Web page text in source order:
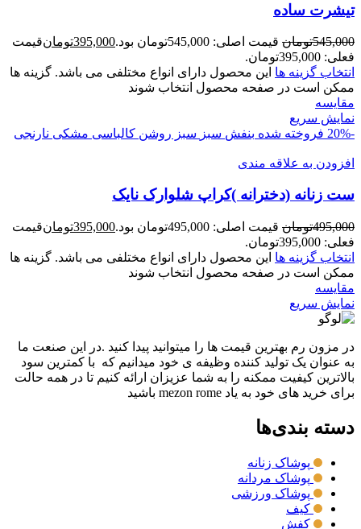
تيشرت ساده
545,000تومان قیمت اصلی: 545,000تومان بود. 395,000تومانقیمت
فعلی: 395,000تومان.
انتخاب گزینه ها این محصول دارای انواع مختلفی می باشد. گزینه ها
ممکن است در صفحه محصول انتخاب شوند
مقايسه
نمایش سریع
-20%
فروخته شده بنفش سبز سبز روشن کالباسی مشکی نارنجی
افزودن به علاقه مندی
ست زنانه (دخترانه )کراپ شلوارک نایک
495,000تومان قیمت اصلی: 495,000تومان بود. 395,000تومانقیمت
فعلی: 395,000تومان.
انتخاب گزینه ها این محصول دارای انواع مختلفی می باشد. گزینه ها
ممکن است در صفحه محصول انتخاب شوند
مقايسه
نمایش سریع
در مزون رم بهترین قیمت ها را میتوانید پیدا کنید .در این صنعت ما
به عنوان یک تولید کننده وظیفه ی خود میدانیم که با کمترین سود
بالاترین کیفیت ممکنه را به شما عزیزان ارائه کنیم تا در همه حالت
برای خرید های خود به یاد mezon rome باشید
دسته بندی‌ها
پوشاک زنانه
پوشاک مردانه
پوشاک ورزشی
کیف
کفش